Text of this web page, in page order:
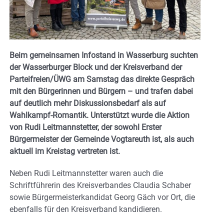
Beim gemeinsamen Infostand in Wasserburg suchten
der Wasserburger Block und der Kreisverband der
Parteifreien/ÜWG am Samstag das direkte Gespräch
mit den Bürgerinnen und Bürgern – und trafen dabei
auf deutlich mehr Diskussionsbedarf als auf
Wahlkampf-Romantik. Unterstützt wurde die Aktion
von Rudi Leitmannstetter, der sowohl Erster
Bürgermeister der Gemeinde Vogtareuth ist, als auch
aktuell im Kreistag vertreten ist.
Neben Rudi Leitmannstetter waren auch die
Schriftführerin des Kreisverbandes Claudia Schaber
sowie Bürgermeisterkandidat Georg Gäch vor Ort, die
ebenfalls für den Kreisverband kandidieren.